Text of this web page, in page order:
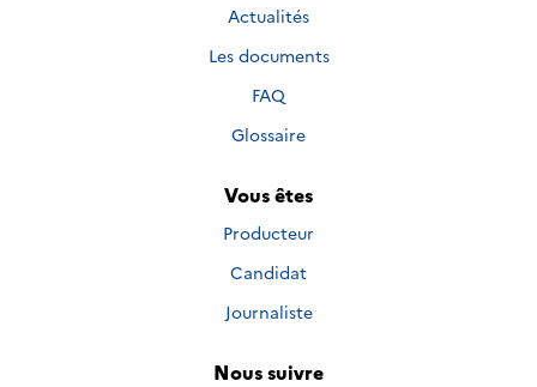
Actualités
Les documents
FAQ
Glossaire
Vous êtes
Producteur
Candidat
Journaliste
Nous suivre